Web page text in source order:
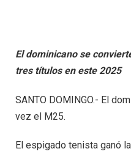
El dominicano se
tres títulos en este 2025
SANTO DOMINGO.- El
vez el M25.
El espigado tenista ganó